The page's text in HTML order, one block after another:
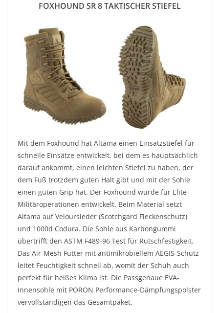
FOXHOUND SR 8 TAKTISCHER STIEFEL
Mit dem Foxhound hat Altama einen Einsatzstiefel für
schnelle Einsätze entwickelt, bei dem es hauptsächlich
darauf ankommt, einen leichten Stiefel zu haben, der
dem Fuß trotzdem guten Halt gibt und mit der Sohle
einen guten Grip hat. Der Foxhound wurde für Elite-
Militäroperationen entwickelt. Beim Material setzt
Altama auf Veloursleder (Scotchgard Fleckenschutz)
und 1000d Codura. Die Sohle aus Karbongummi
übertrifft den ASTM F489-96 Test für Rutschfestigkeit.
Das Air-Mesh Futter mit antimikrobiellem AEGIS-Schutz
leitet Feuchtigkeit schnell ab, womit der Schuh auch
perfekt für heißes Klima ist. Die Passgenaue EVA-
Innensohle mit PORON Performance-Dämpfungspolster
vervollständigen das Gesamtpaket.